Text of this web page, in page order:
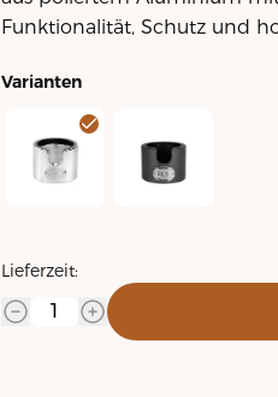
Funktionalität, Schutz und
Varianten
Lieferzeit: